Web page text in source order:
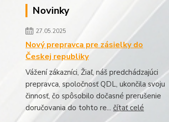
Novinky
27.05.2025
Nový prepravca pre zásielky do
Českej republiky
Vážení zákazníci, Žiaľ, náš predchádzajúci
prepravca, spoločnosť QDL, ukončila svoju
činnosť, čo spôsobilo dočasné prerušenie
doručovania do tohto re... čítať celé